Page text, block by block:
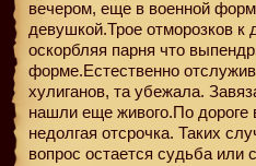
вечером, еще в военной
девушкой.Трое отморозков к
оскорбляя парня что
форме.Естественно
хулиганов, та убежала.
нашли еще живого.По дороге
недолгая отсрочка. Таких
вопрос остается судьба или